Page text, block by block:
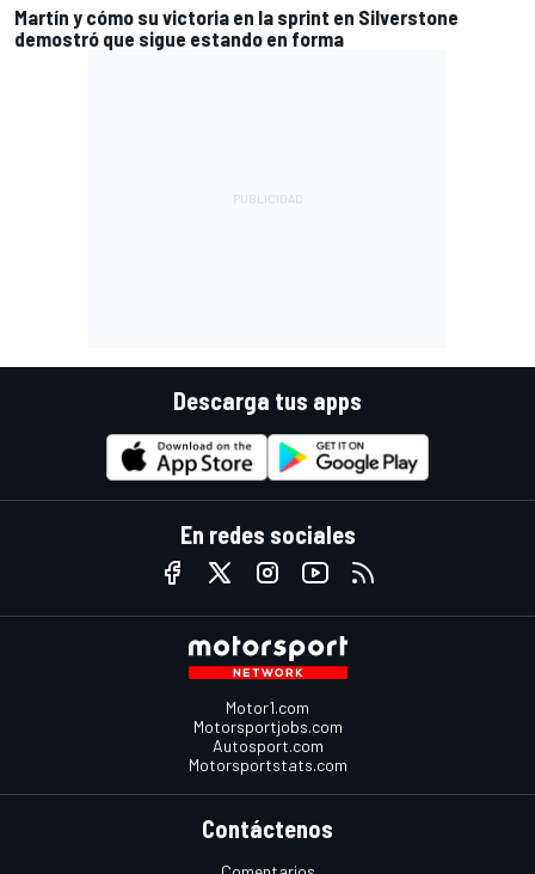
Martín y cómo su victoria en la sprint en Silverstone
demostró que sigue estando en forma
Descarga tus apps
En redes sociales
Motor1.com
Motorsportjobs.com
Autosport.com
Motorsportstats.com
Contáctenos